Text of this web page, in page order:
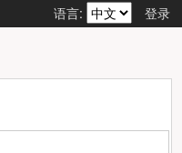
语言: 登录